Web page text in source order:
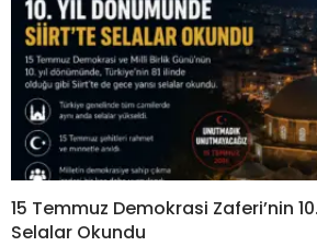
15 Temmuz Demokrasi Zaferi’nin
Selalar Okundu